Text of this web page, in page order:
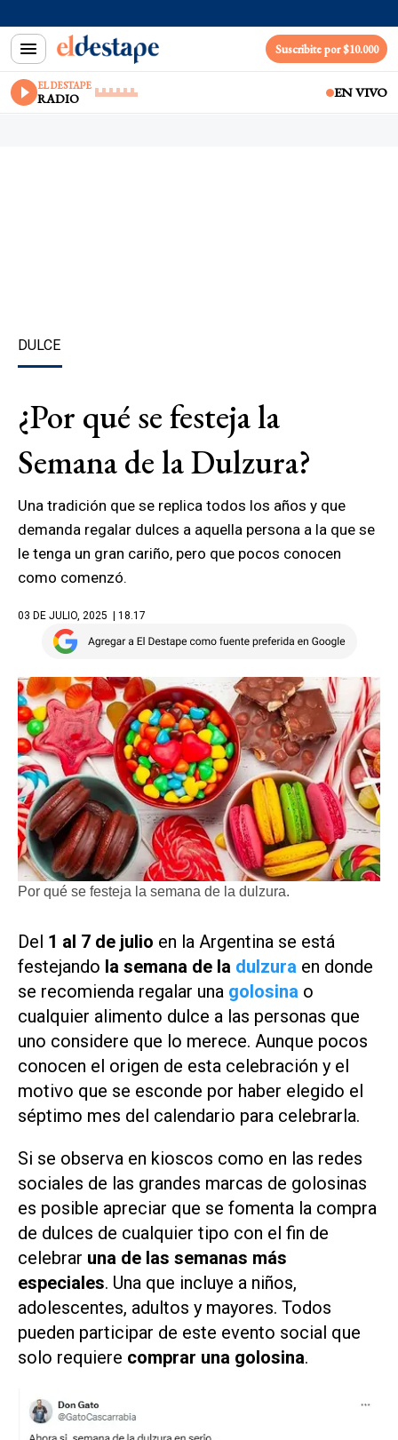
Suscribite por $10.000
EL DESTAPE
RADIO EN VIVO
DULCE
¿Por qué se festeja la
Semana de la Dulzura?
Una tradición que se replica todos los años y que
demanda regalar dulces a aquella persona a la que se
le tenga un gran cariño, pero que pocos conocen
como comenzó.
03 DE JULIO, 2025 | 18.17
Por qué se festeja la semana de la dulzura.
Del 1 al 7 de julio en la Argentina se está
festejando la semana de la dulzura en donde
se recomienda regalar una golosina o
cualquier alimento dulce a las personas que
uno considere que lo merece. Aunque pocos
conocen el origen de esta celebración y el
motivo que se esconde por haber elegido el
séptimo mes del calendario para celebrarla.
Si se observa en kioscos como en las redes
sociales de las grandes marcas de golosinas
es posible apreciar que se fomenta la compra
de dulces de cualquier tipo con el fin de
celebrar una de las semanas más
especiales. Una que incluye a niños,
adolescentes, adultos y mayores. Todos
pueden participar de este evento social que
solo requiere comprar una golosina.